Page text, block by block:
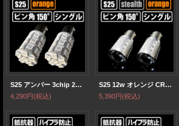
S25 アンバー 3chip 27連 ピン角150°
4,290円(税込)
S25 12w オレンジ CREE×SAMSUNG ピン角 シングル 150°
5,390円(税込)